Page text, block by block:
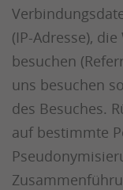
(IP-Adresse),
besuchen
uns besuchen
des Besuches.
auf bestimmte